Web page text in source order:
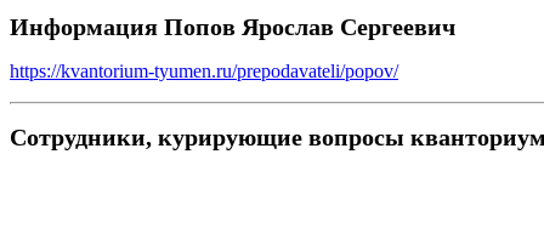
Информация Попов Ярослав Сергеевич
https://kvantorium-tyumen.ru/prepodavateli/popov/
Сотрудники, курирующие вопросы